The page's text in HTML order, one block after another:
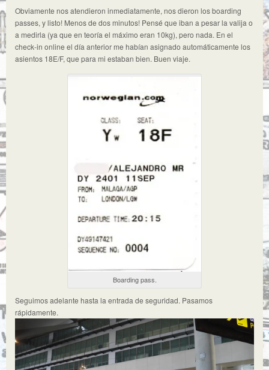
Obviamente nos atendieron inmediatamente, nos dieron los boarding
passes, y listo! Menos de dos minutos! Pensé que iban a pesar la valija o
a medirla (ya que en teoría el máximo eran 10kg), pero nada. En el
check-in online el día anterior me habían asignado automáticamente los
asientos 18E/F, que para mi estaban bien. Buen viaje.
Boarding pass.
Seguimos adelante hasta la entrada de seguridad. Pasamos
rápidamente.